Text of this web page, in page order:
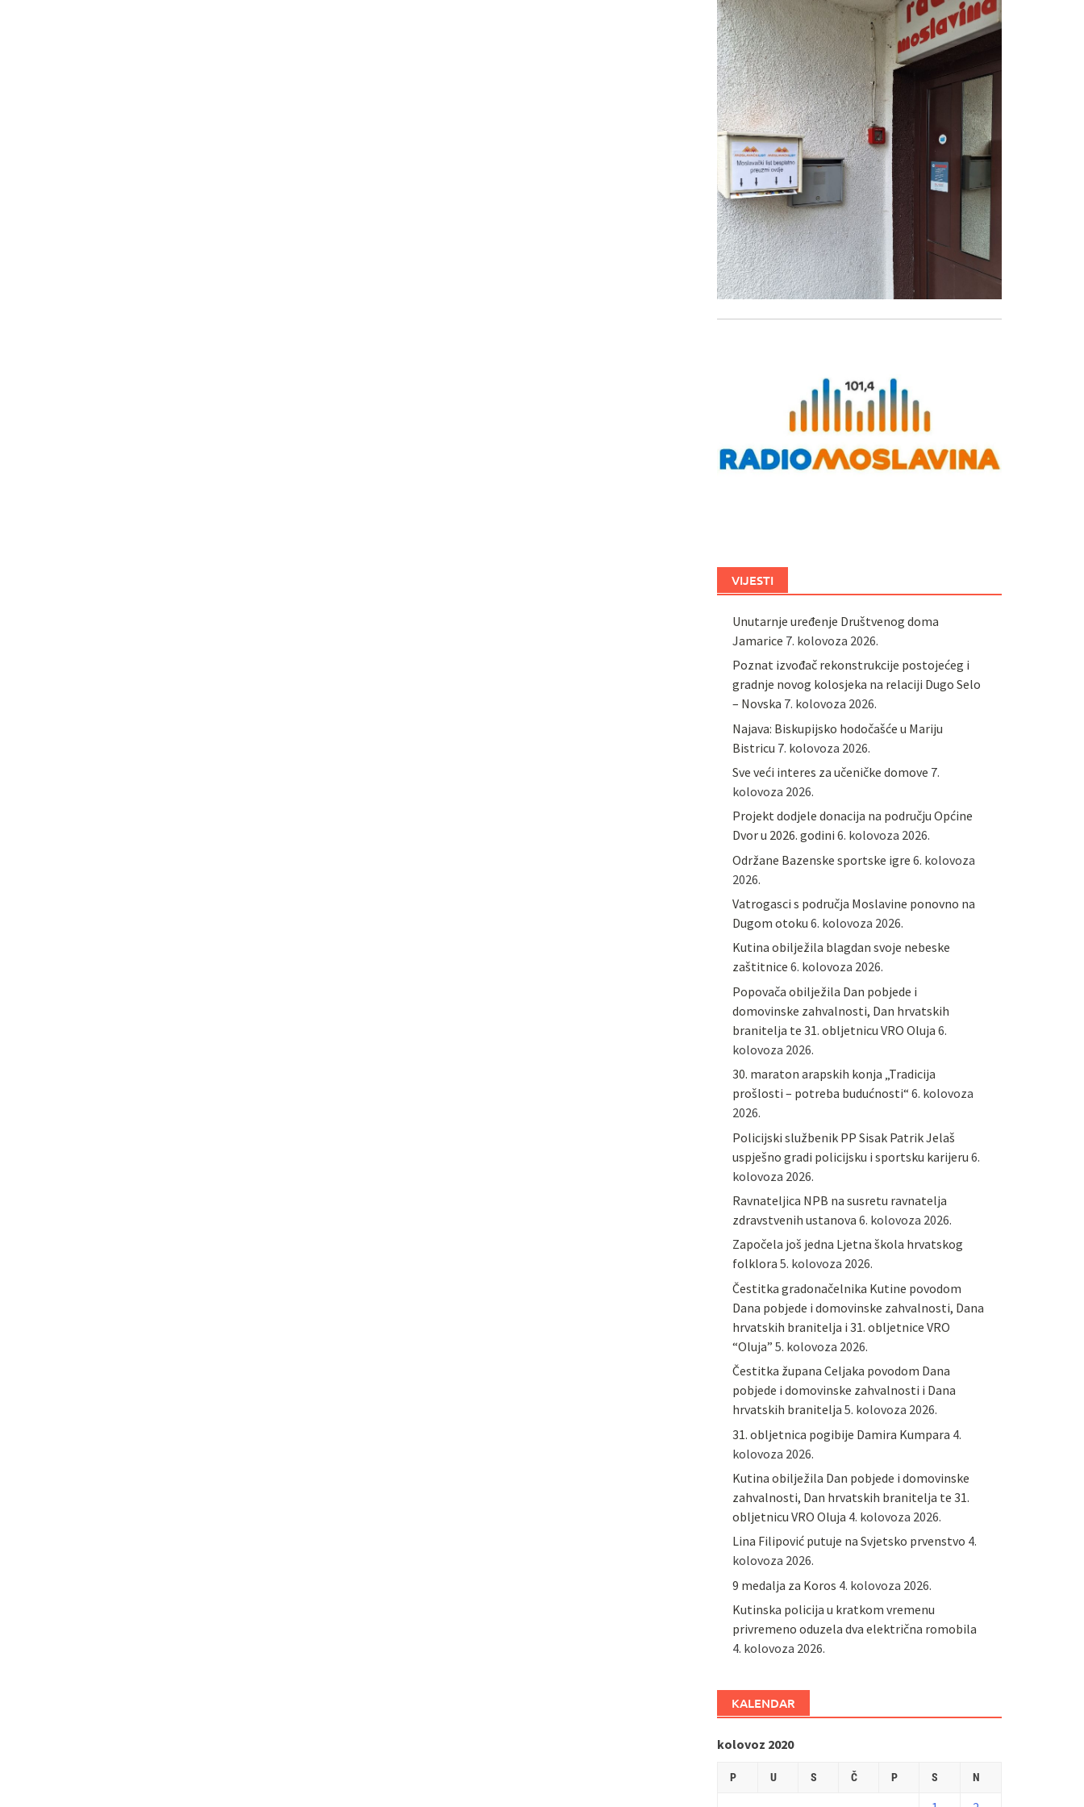
VIJESTI
Unutarnje uređenje Društvenog doma
Jamarice 7. kolovoza 2026.
Poznat izvođač rekonstrukcije postojećeg i
gradnje novog kolosjeka na relaciji Dugo Selo
– Novska 7. kolovoza 2026.
Najava: Biskupijsko hodočašće u Mariju
Bistricu 7. kolovoza 2026.
Sve veći interes za učeničke domove 7.
kolovoza 2026.
Projekt dodjele donacija na području Općine
Dvor u 2026. godini 6. kolovoza 2026.
Održane Bazenske sportske igre 6. kolovoza
2026.
Vatrogasci s područja Moslavine ponovno na
Dugom otoku 6. kolovoza 2026.
Kutina obilježila blagdan svoje nebeske
zaštitnice 6. kolovoza 2026.
Popovača obilježila Dan pobjede i
domovinske zahvalnosti, Dan hrvatskih
branitelja te 31. obljetnicu VRO Oluja 6.
kolovoza 2026.
30. maraton arapskih konja „Tradicija
prošlosti – potreba budućnosti“ 6. kolovoza
2026.
Policijski službenik PP Sisak Patrik Jelaš
uspješno gradi policijsku i sportsku karijeru 6.
kolovoza 2026.
Ravnateljica NPB na susretu ravnatelja
zdravstvenih ustanova 6. kolovoza 2026.
Započela još jedna Ljetna škola hrvatskog
folklora 5. kolovoza 2026.
Čestitka gradonačelnika Kutine povodom
Dana pobjede i domovinske zahvalnosti, Dana
hrvatskih branitelja i 31. obljetnice VRO
“Oluja” 5. kolovoza 2026.
Čestitka župana Celjaka povodom Dana
pobjede i domovinske zahvalnosti i Dana
hrvatskih branitelja 5. kolovoza 2026.
31. obljetnica pogibije Damira Kumpara 4.
kolovoza 2026.
Kutina obilježila Dan pobjede i domovinske
zahvalnosti, Dan hrvatskih branitelja te 31.
obljetnicu VRO Oluja 4. kolovoza 2026.
Lina Filipović putuje na Svjetsko prvenstvo 4.
kolovoza 2026.
9 medalja za Koros 4. kolovoza 2026.
Kutinska policija u kratkom vremenu
privremeno oduzela dva električna romobila
4. kolovoza 2026.
KALENDAR
kolovoz 2020
P U S Č P S N